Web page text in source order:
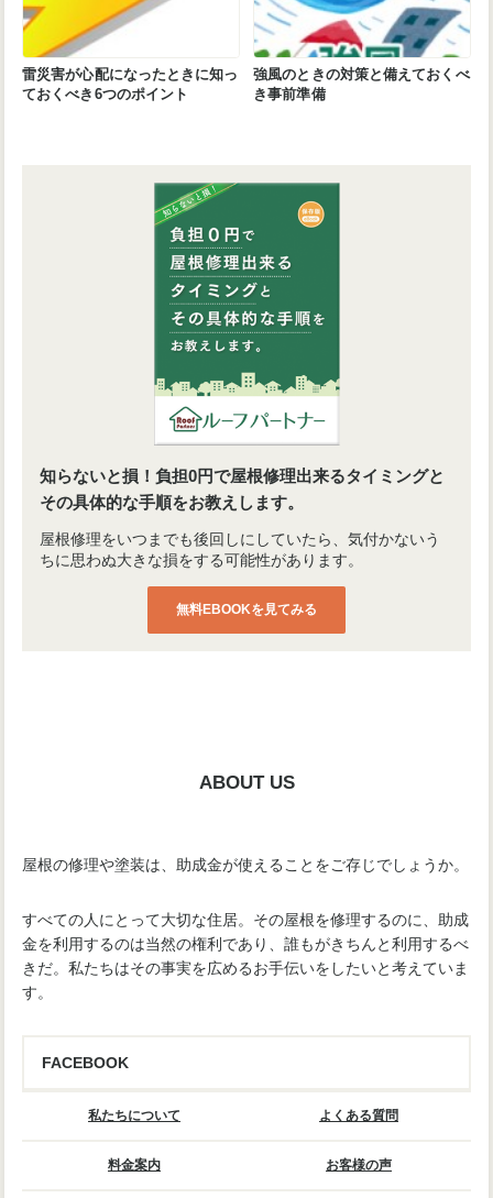
雷災害が心配になったときに知っ
ておくべき6つのポイント
強風のときの対策と備えておくべ
き事前準備
知らないと損！負担0円で屋根修理出来るタイミングと
その具体的な手順をお教えします。
屋根修理をいつまでも後回しにしていたら、気付かないう
ちに思わぬ大きな損をする可能性があります。
無料EBOOKを見てみる
ABOUT US
屋根の修理や塗装は、助成金が使えることをご存じでしょうか。
すべての人にとって大切な住居。その屋根を修理するのに、助成
金を利用するのは当然の権利であり、誰もがきちんと利用するべ
きだ。私たちはその事実を広めるお手伝いをしたいと考えていま
す。
FACEBOOK
私たちについて よくある質問
料金案内 お客様の声